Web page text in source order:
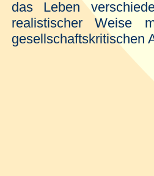
das Leben
realistischer Weise
gesellschaftskritischen